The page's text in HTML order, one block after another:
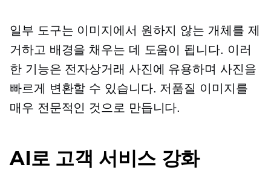
일부 도구는 이미지에서 원하지 않는 개체를 제
거하고 배경을 채우는 데 도움이 됩니다. 이러
한 기능은 전자상거래 사진에 유용하며 사진을
빠르게 변환할 수 있습니다. 저품질 이미지를
매우 전문적인 것으로 만듭니다.
AI로 고객 서비스 강화